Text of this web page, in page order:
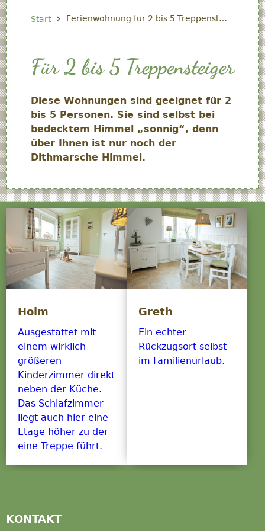
Start Ferienwohnung für 2 bis 5 Treppensteiger
Für 2 bis 5 Treppensteiger
Diese Wohnungen sind geeignet für 2
bis 5 Personen. Sie sind selbst bei
bedecktem Himmel „sonnig“, denn
über Ihnen ist nur noch der
Dithmarsche Himmel.
Holm
Ausgestattet mit
einem wirklich
größeren
Kinderzimmer direkt
neben der Küche.
Das Schlafzimmer
liegt auch hier eine
Etage höher zu der
eine Treppe führt.
Greth
Ein echter
Rückzugsort selbst
im Familienurlaub.
KONTAKT